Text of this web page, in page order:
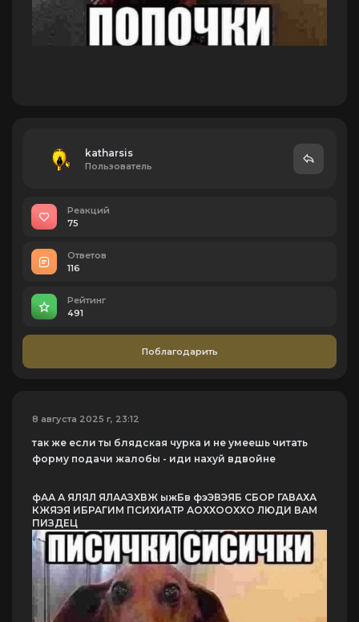
katharsis
Пользователь
Реакций
75
Ответов
116
Рейтинг
491
Поблагодарить
8 августа 2025 г, 23:12
так же если ты блядская чурка и не умеешь читать
форму подачи жалобы - иди нахуй вдвойне
фАА А ЯЛЯЛ ЯЛААЗХВЖ ыжБв фэЭВЭЯБ СБОР ГАВАХА
КЖЯЭЯ ИБРАГИМ ПСИХИАТР АОХХООХХО ЛЮДИ ВАМ
ПИЗДЕЦ